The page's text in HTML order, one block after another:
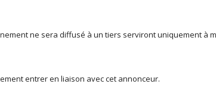
ne sera diffusé à un tiers serviront uniquement à
entrer en liaison avec cet annonceur.